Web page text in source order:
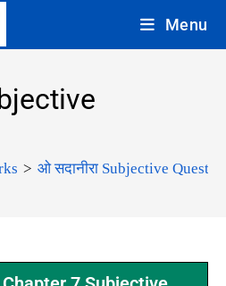
Menu
> ओ सदानीरा Subjective